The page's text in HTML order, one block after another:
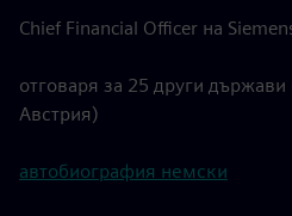
Chief Financial Officer на
отговаря за 25 други
Австрия)
автобиография немски